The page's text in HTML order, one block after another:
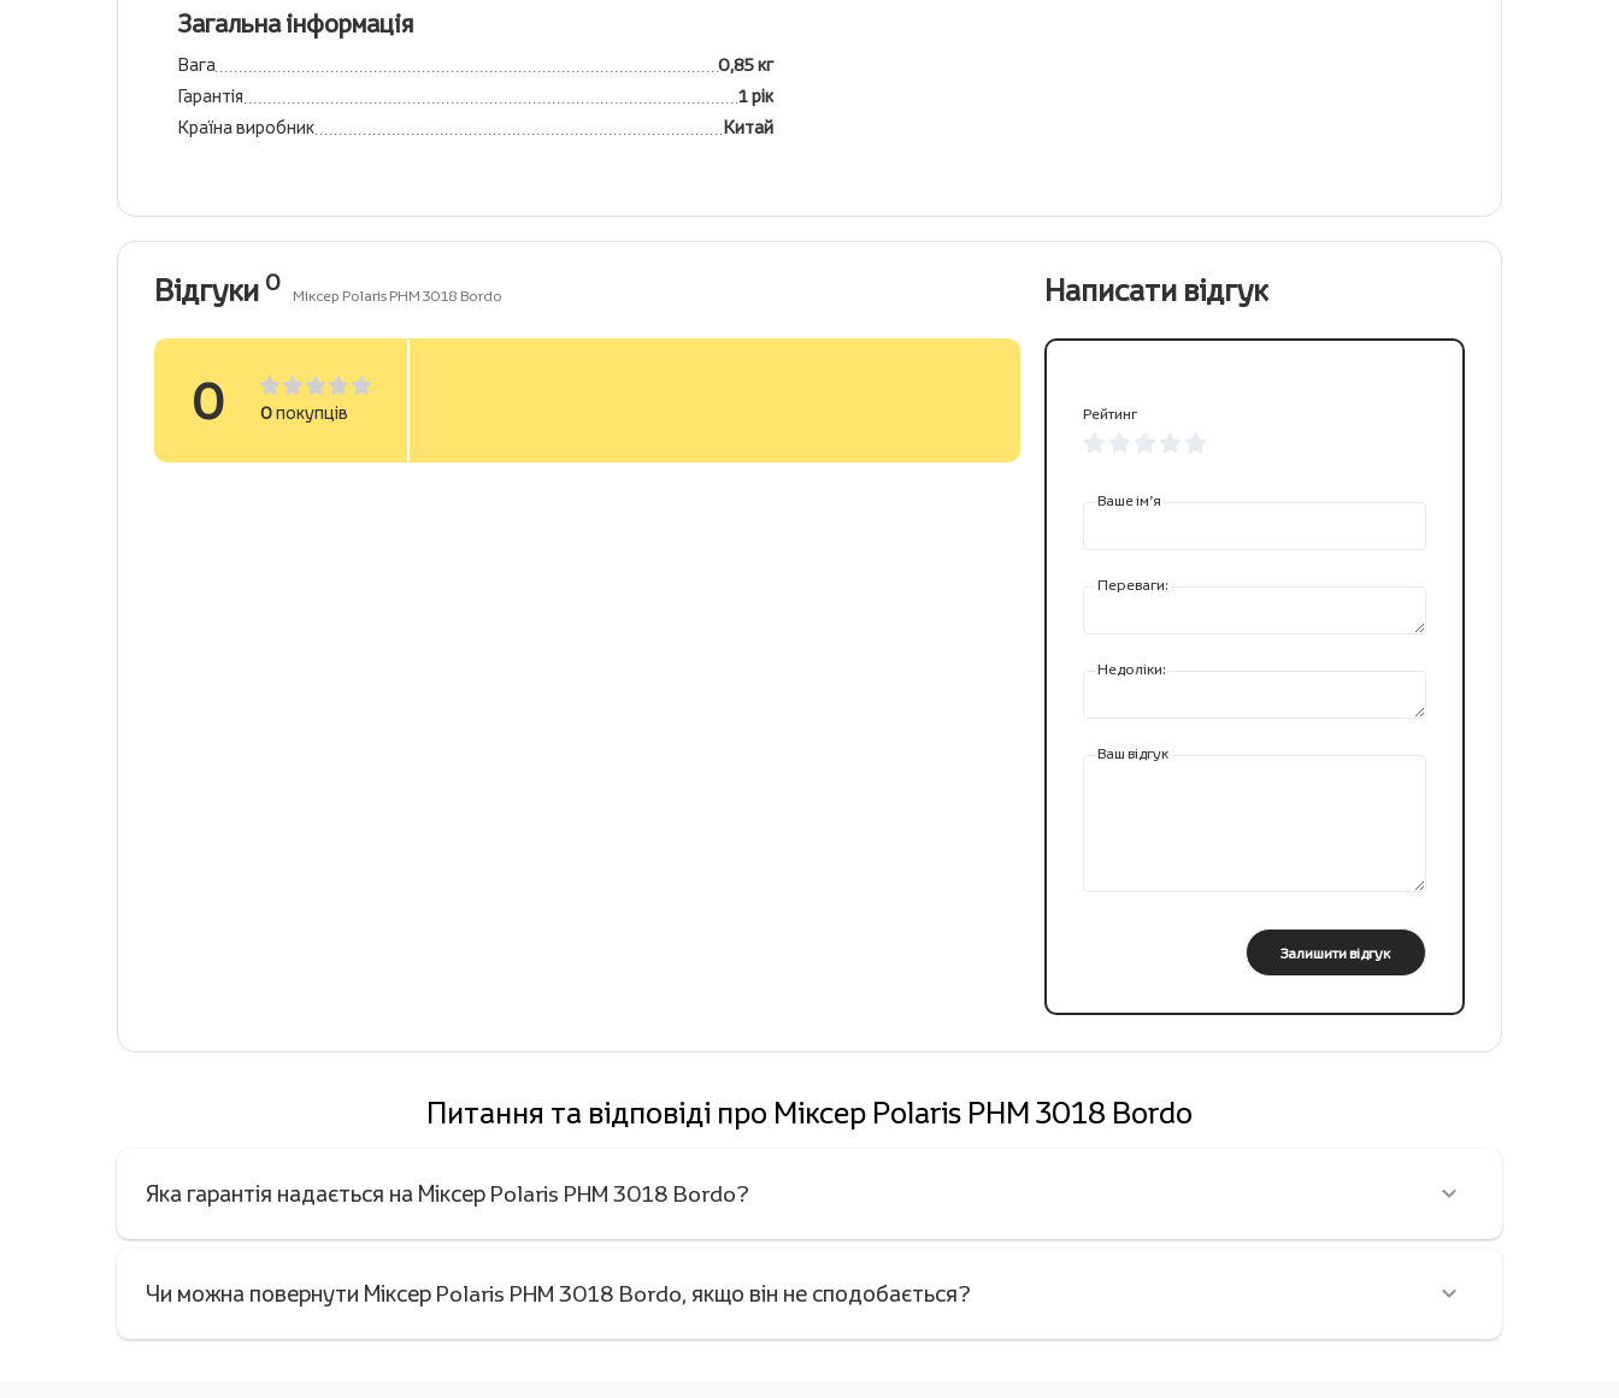
Загальна інформація
Вага
0,85 кг
Гарантія
1 рік
Країна виробник
Китай
Відгуки 0 Міксер Polaris PHM 3018 Bordo
0 0покупців
Написати відгук
Рейтинг
Ваше ім’я
Переваги:
Недоліки:
Ваш відгук
Залишити відгук
Питання та відповіді про Міксер Polaris PHM 3018 Bordo
Яка гарантія надається на Міксер Polaris PHM 3018 Bordo?
Чи можна повернути Міксер Polaris PHM 3018 Bordo, якщо він не сподобається?